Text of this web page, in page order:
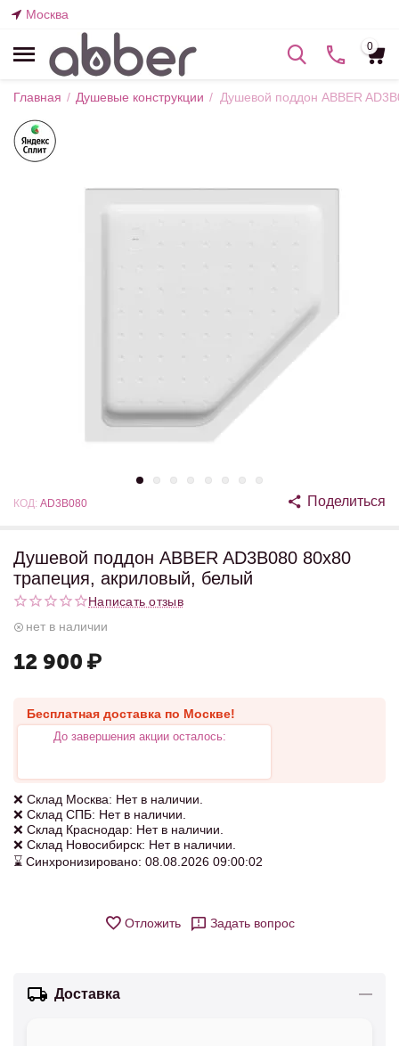
Москва
0
Главная / Душевые конструкции / Душевой поддон ABBER
КОД: AD3B080 Поделиться
Душевой поддон ABBER AD3B080 80х80
трапеция, акриловый, белый
Написать отзыв
нет в наличии
12 900 ₽
Бесплатная доставка по Москве!
До завершения акции осталось:
❌ Склад Москва: Нет в наличии.
❌ Склад СПБ: Нет в наличии.
❌ Склад Краснодар: Нет в наличии.
❌ Склад Новосибирск: Нет в наличии.
⌛ Синхронизировано: 08.08.2026 09:00:02
Отложить Задать вопрос
Доставка